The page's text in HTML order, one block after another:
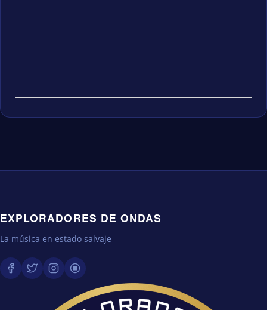
EXPLORADORES DE ONDAS
La música en estado salvaje